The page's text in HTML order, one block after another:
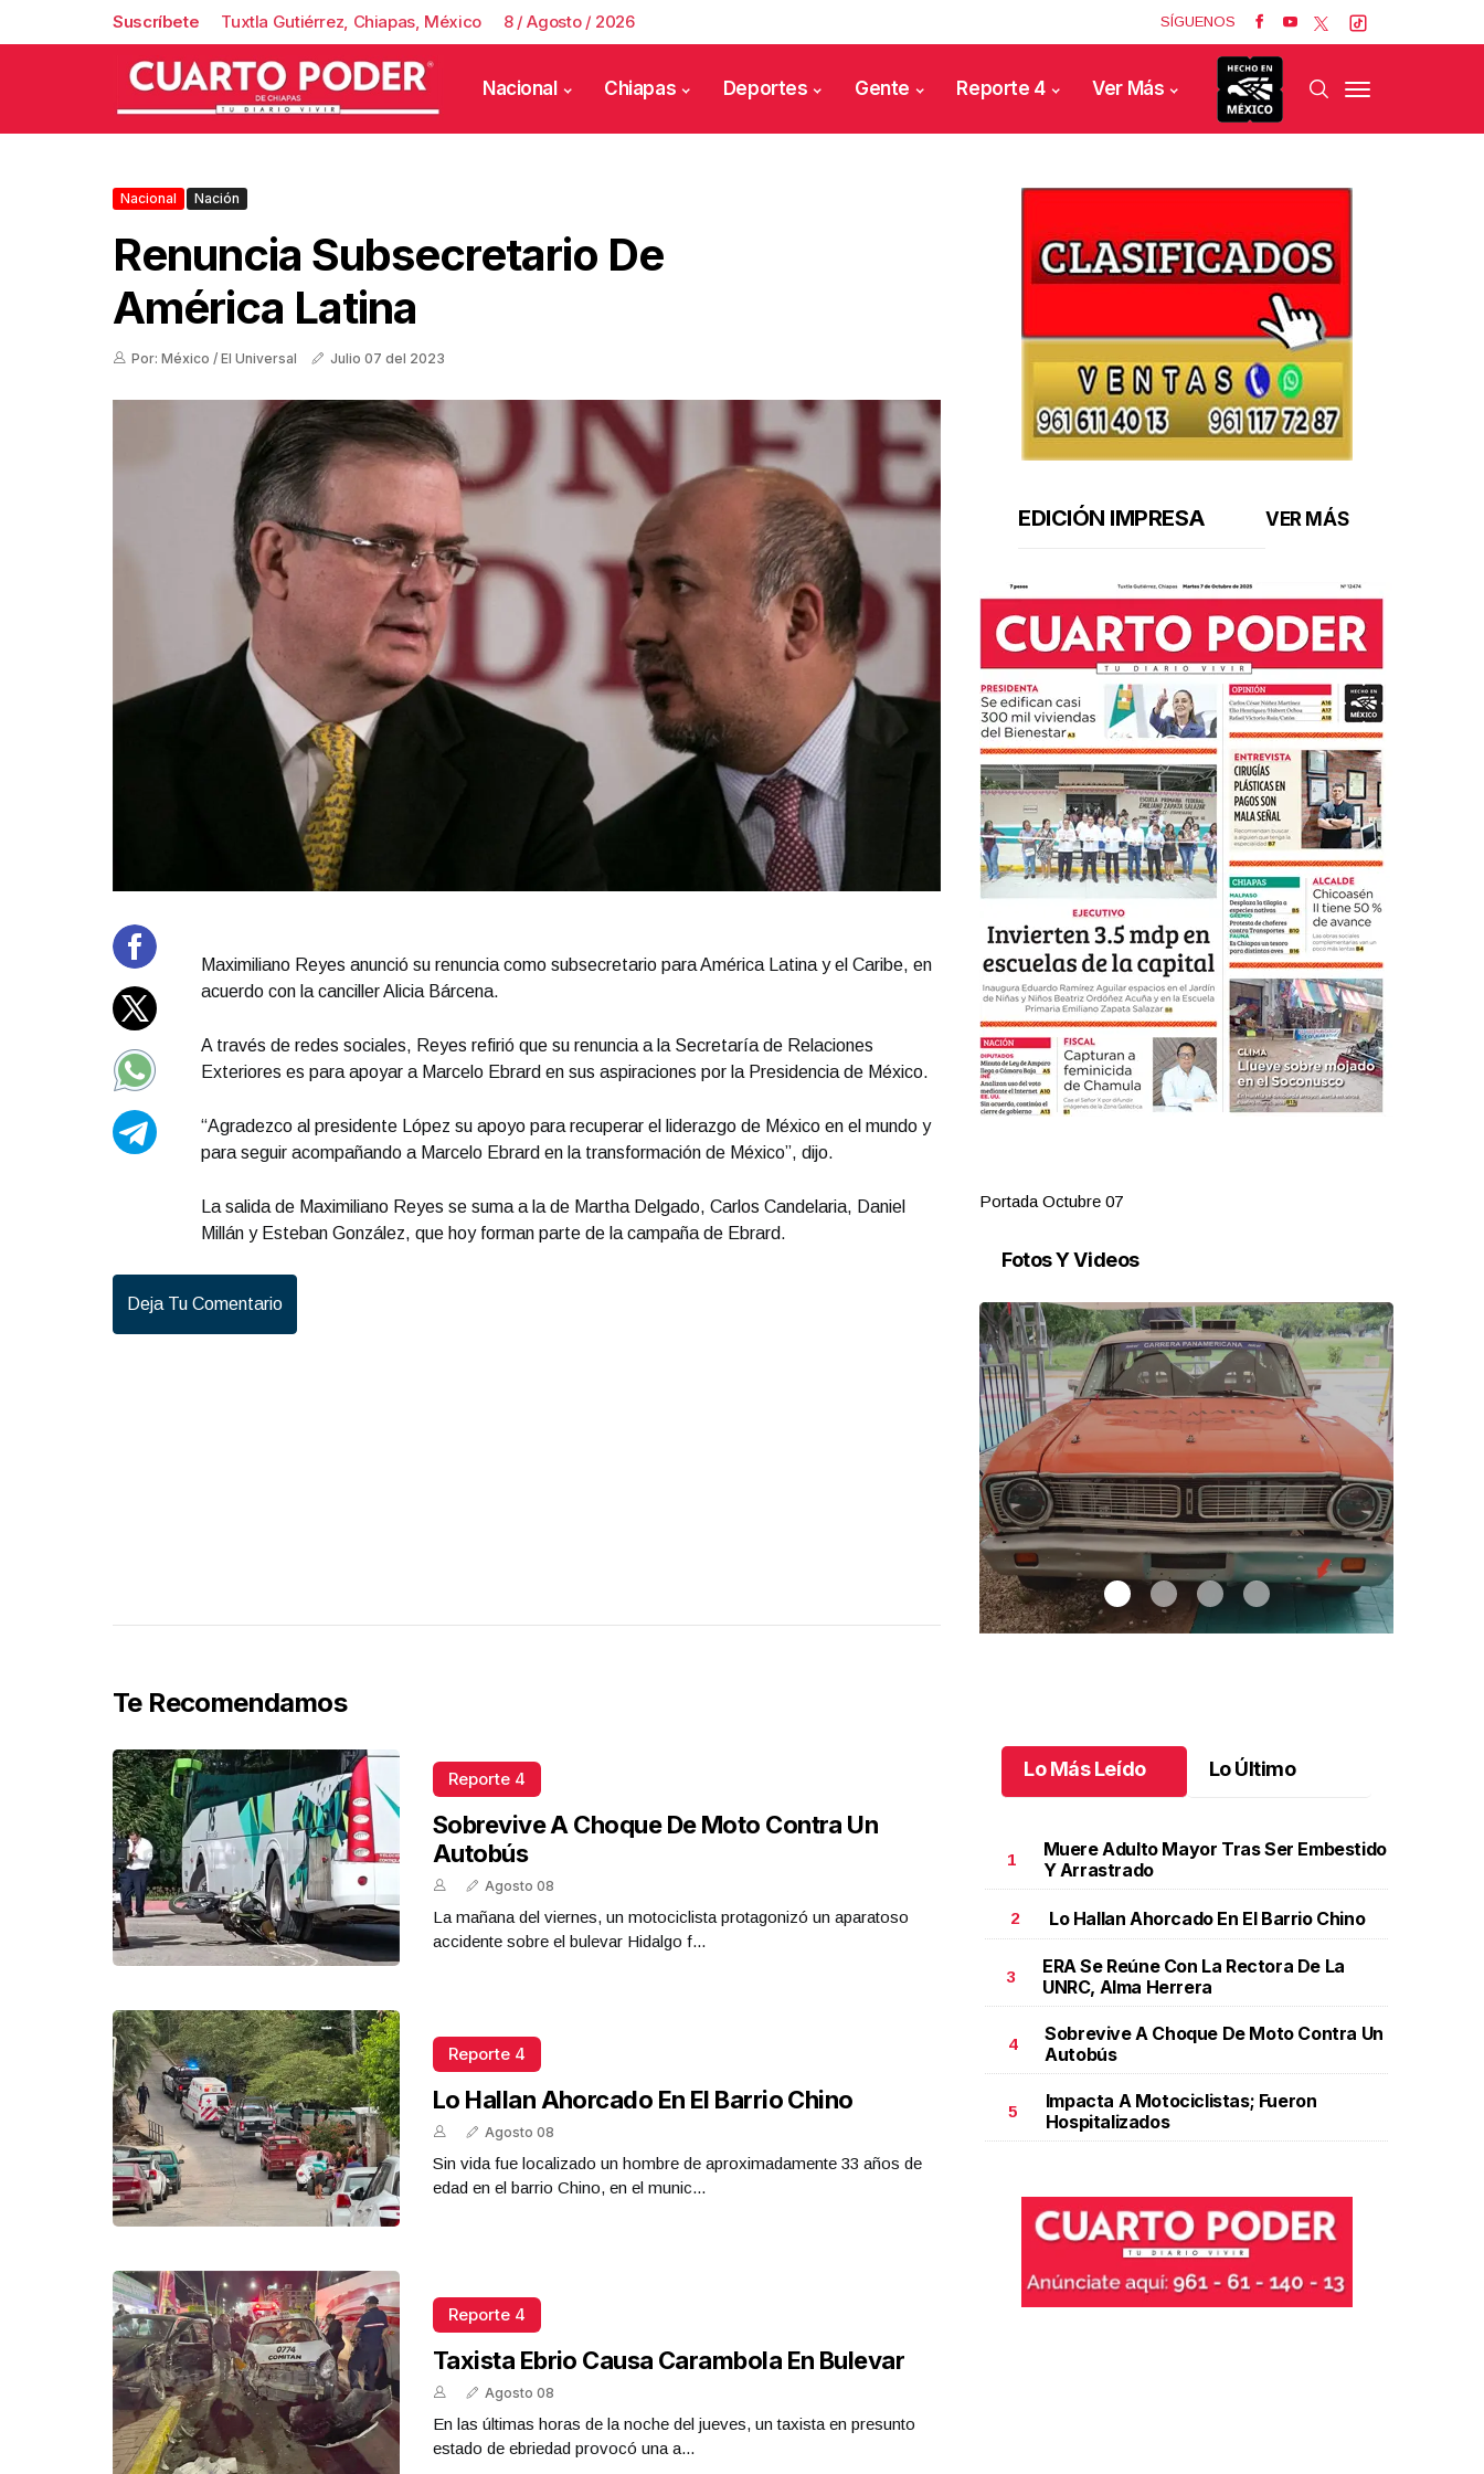
Suscríbete Tuxtla Gutiérrez, Chiapas, México 8 / Agosto / 2026 SÍGUENOS
Nacional Chiapas Deportes Gente Reporte 4 Ver Más
Nacional Nación
Renuncia Subsecretario De
América Latina
Por: México / El Universal Julio 07 del 2023
Maximiliano Reyes anunció su renuncia como subsecretario para América Latina y el Caribe, en
acuerdo con la canciller Alicia Bárcena.
A través de redes sociales, Reyes refirió que su renuncia a la Secretaría de Relaciones
Exteriores es para apoyar a Marcelo Ebrard en sus aspiraciones por la Presidencia de México.
“Agradezco al presidente López su apoyo para recuperar el liderazgo de México en el mundo y
para seguir acompañando a Marcelo Ebrard en la transformación de México”, dijo.
La salida de Maximiliano Reyes se suma a la de Martha Delgado, Carlos Candelaria, Daniel
Millán y Esteban González, que hoy forman parte de la campaña de Ebrard.
Deja Tu Comentario
Te Recomendamos
Reporte 4
Sobrevive A Choque De Moto Contra Un
Autobús
Agosto 08
La mañana del viernes, un motociclista protagonizó un aparatoso
accidente sobre el bulevar Hidalgo f...
Reporte 4
Lo Hallan Ahorcado En El Barrio Chino
Agosto 08
Sin vida fue localizado un hombre de aproximadamente 33 años de
edad en el barrio Chino, en el munic...
Reporte 4
Taxista Ebrio Causa Carambola En Bulevar
Agosto 08
En las últimas horas de la noche del jueves, un taxista en presunto
estado de ebriedad provocó una a...
EDICIÓN IMPRESA VER MÁS
Portada Octubre 04 Portada Octubre 07
Fotos Y Videos
Conferencia de prensa matutina. Lunes 06 de Octubre
2025 | Presidenta Claudia Sheinbaum
Autos clásicos invaden Tuxtla Gutiérrez.Autos
clásicos invaden Tuxtla Gutiérrez
Octubre 07 l
Lo Más Leído Lo Último
1
Muere Adulto Mayor Tras Ser Embestido
Y Arrastrado
2 Lo Hallan Ahorcado En El Barrio Chino
3
ERA Se Reúne Con La Rectora De La
UNRC, Alma Herrera
4
Sobrevive A Choque De Moto Contra Un
Autobús
5
Impacta A Motociclistas; Fueron
Hospitalizados